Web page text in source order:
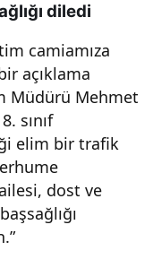
diledi
camiamıza
açıklama
Müdürü Mehmet
sınıf
elim bir trafik
dost ve